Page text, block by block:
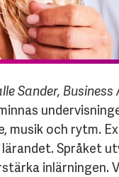
Sander,
musik och rytm.
Språket
inlärningen.